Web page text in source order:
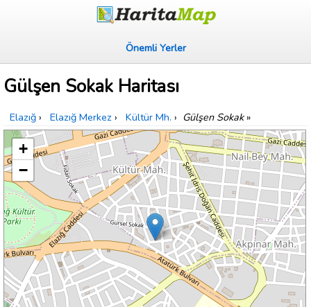
Önemli Yerler
Gülşen Sokak Haritası
Elazığ › Elazığ Merkez › Kültür Mh. › Gülşen Sokak»
+
−